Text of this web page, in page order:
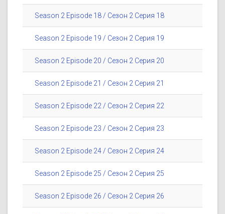
Season 2 Episode 18 / Сезон 2 Серия 18
Season 2 Episode 19 / Сезон 2 Серия 19
Season 2 Episode 20 / Сезон 2 Серия 20
Season 2 Episode 21 / Сезон 2 Серия 21
Season 2 Episode 22 / Сезон 2 Серия 22
Season 2 Episode 23 / Сезон 2 Серия 23
Season 2 Episode 24 / Сезон 2 Серия 24
Season 2 Episode 25 / Сезон 2 Серия 25
Season 2 Episode 26 / Сезон 2 Серия 26